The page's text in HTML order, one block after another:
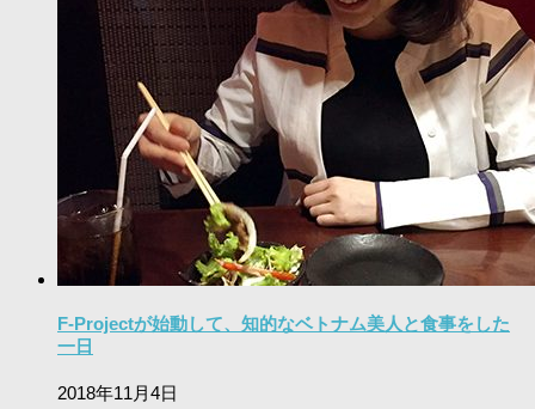
F-Projectが始動して、知的なベトナム美人と食事をした
一日
2018年11月4日